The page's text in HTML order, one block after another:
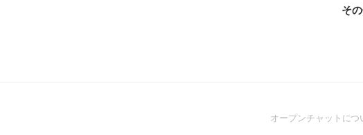
そ
オープンチャットにつ